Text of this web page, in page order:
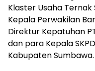
Klaster Usaha
Kepala Perwakilan
Direktur Kepatuhan
dan para Kepala
Kabupaten Sumbawa.